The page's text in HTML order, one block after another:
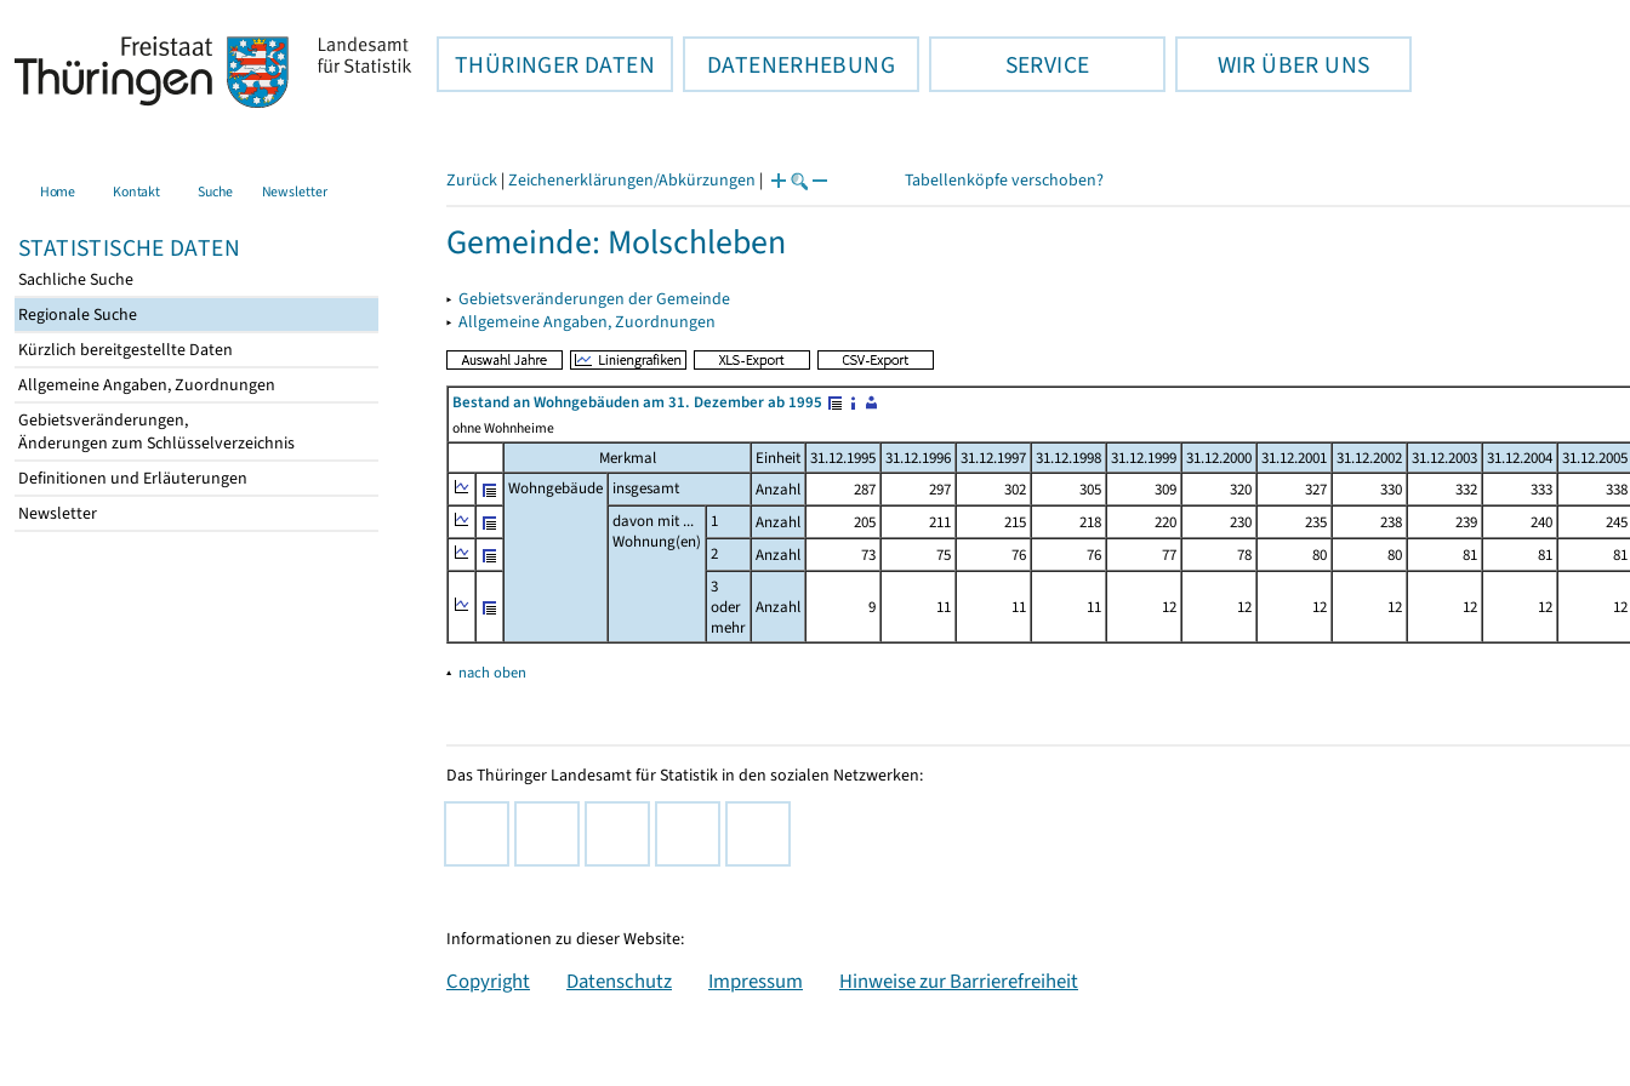
THÜRINGER DATEN DATENERHEBUNG SERVICE WIR ÜBER UNS
Home Kontakt Suche Newsletter
STATISTISCHE DATEN
Sachliche Suche
Regionale Suche
Kürzlich bereitgestellte Daten
Allgemeine Angaben, Zuordnungen
Gebietsveränderungen,
Änderungen zum Schlüsselverzeichnis
Definitionen und Erläuterungen
Newsletter
Zurück | Zeichenerklärungen/Abkürzungen | Tabellenköpfe verschoben?
Gemeinde: Molschleben
▸ Gebietsveränderungen der Gemeinde
▸ Allgemeine Angaben, Zuordnungen
Bestand an Wohngebäuden am 31. Dezember ab 1995
ohne Wohnheime
Merkmal Einheit 31.12.1995 31.12.1996 31.12.1997 31.12.1998 31.12.1999 31.12.2000 31.12.2001 31.12.2002 31.12.2003 31.12.2004 31.12.2005
Wohngebäude insgesamt Anzahl 287 297 302 305 309 320 327 330 332 333
338
davon mit ...
Wohnung(en)
1 Anzahl 205 211 215 218 220 230 235 238 239 240
245
2
Anzahl 73 75 76 76 77 78 80 80 81 81
81
3
oder
mehr
Anzahl 9 11 11 11 12 12 12 12 12 12 12
▴ nach oben
Das Thüringer Landesamt für Statistik in den sozialen Netzwerken:
Informationen zu dieser Website:
Copyright Datenschutz Impressum Hinweise zur Barrierefreiheit